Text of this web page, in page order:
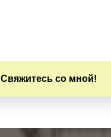
Свяжитесь со мной!